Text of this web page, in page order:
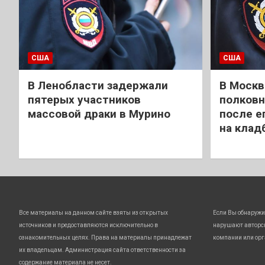
США
В Ленобласти задержали
пятерых участников
массовой драки в Мурино
США
В
после
на
Все материалы на данном сайте взяты из открытых
источников и предоставляются исключительно в
ознакомительных целях. Права на материалы принадлежат
их владельцам. Администрация сайта ответственности за
содержание материала не несет.
Если Вы
нарушают
компании или